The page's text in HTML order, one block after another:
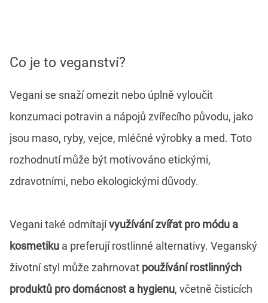
Co je to veganství?
Vegani se snaží omezit nebo úplně vyloučit
konzumaci potravin a nápojů zvířecího původu, jako
jsou maso, ryby, vejce, mléčné výrobky a med. Toto
rozhodnutí může být motivováno etickými,
zdravotními, nebo ekologickými důvody.
Vegani také odmítajívyužívání zvířat pro módu a
kosmetiku a preferují rostlinné alternativy. Veganský
životní styl může zahrnovat používání rostlinných
produktů pro domácnost a hygienu, včetně čisticích